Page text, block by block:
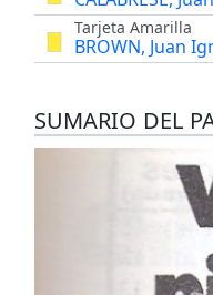
Tarjeta Amarilla
BROWN, Juan
SUMARIO DEL